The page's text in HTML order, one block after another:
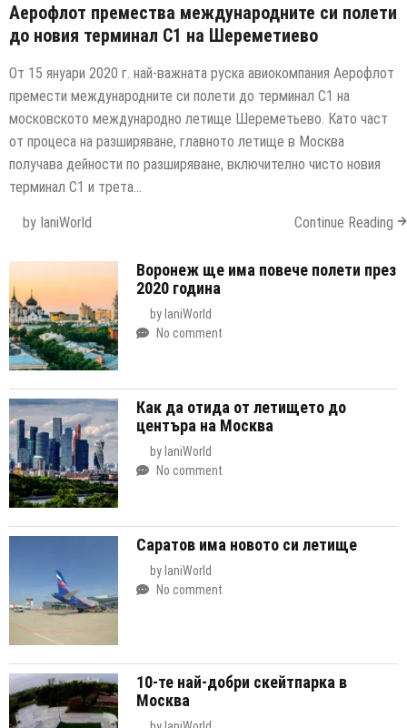
Аерофлот премества международните си полети
до новия терминал C1 на Шереметиево
От 15 януари 2020 г. най-важната руска авиокомпания Аерофлот
премести международните си полети до терминал C1 на
московското международно летище Шереметьево. Като част
от процеса на разширяване, главното летище в Москва
получава дейности по разширяване, включително чисто новия
терминал C1 и трета…
by IaniWorld Continue Reading
Воронеж ще има повече полети през
2020 година
byIaniWorld
No comment
Как да отида от летището до
центъра на Москва
byIaniWorld
No comment
Саратов има новото си летище
byIaniWorld
No comment
10-те най-добри скейтпарка в
Москва